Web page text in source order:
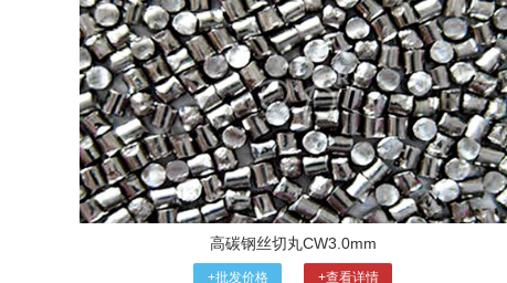
高碳钢丝切丸CW3.0mm
+批发价格 +查看详情